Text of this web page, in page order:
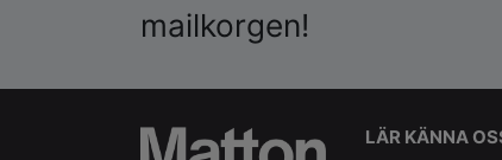
mailkorgen!
LÄR KÄNNA